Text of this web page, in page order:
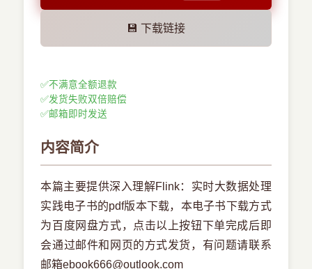
💾 下载链接
✅不满意全额退款
✅发货失败双倍赔偿
✅邮箱即时发送
内容简介
本篇主要提供深入理解Flink：实时大数据处理
实践电子书的pdf版本下载，本电子书下载方式
为百度网盘方式，点击以上按钮下单完成后即
会通过邮件和网页的方式发货，有问题请联系
邮箱ebook666@outlook.com